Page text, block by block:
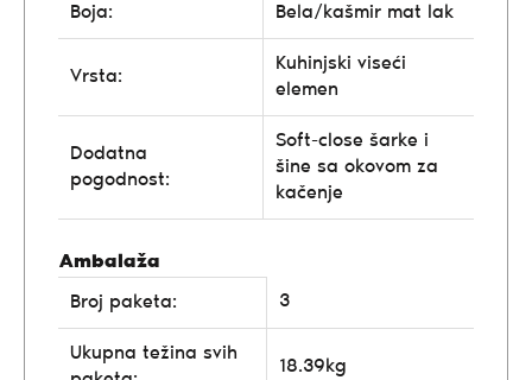
Boja: Bela/kašmir mat lak
Vrsta:
Kuhinjski viseći
elemen
Dodatna
pogodnost:
Soft-close šarke i
šine sa okovom za
kačenje
Ambalaža
Broj paketa:
3
Ukupna težina svih
18.39kg